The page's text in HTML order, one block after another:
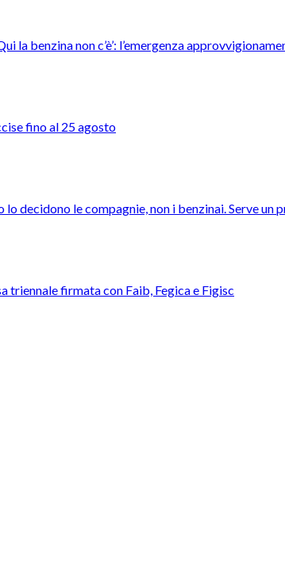
la benzina non c’è’: l’emergenza
fino al 25 agosto
decidono le compagnie, non i benzinai. Serve un
triennale firmata con Faib, Fegica e Figisc